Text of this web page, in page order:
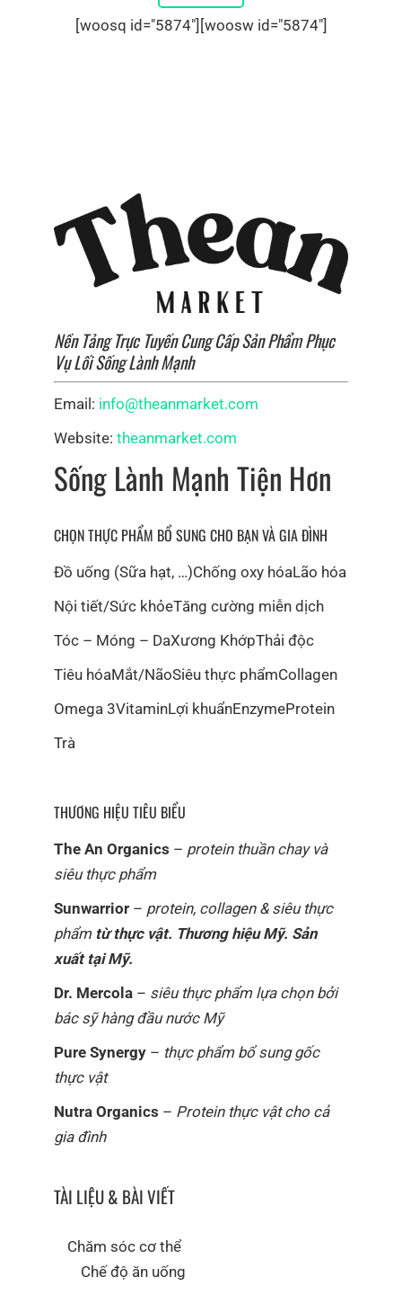
[woosq id="5874"][woosw id="5874"]
Nền Tảng Trực Tuyến Cung Cấp Sản Phẩm Phục
Vụ Lối Sống Lành Mạnh
Email: info@theanmarket.com
Website: theanmarket.com
Sống Lành Mạnh Tiện Hơn
CHỌN THỰC PHẨM BỔ SUNG CHO BẠN VÀ GIA ĐÌNH
Đồ uống (Sữa hạt, …)Chống oxy hóaLão hóa
Nội tiết/Sức khỏeTăng cường miễn dịch
Tóc – Móng – DaXương KhớpThải độc
Tiêu hóaMắt/NãoSiêu thực phẩmCollagen
Omega 3VitaminLợi khuẩnEnzymeProtein
Trà
THƯƠNG HIỆU TIÊU BIỂU
The An Organics – protein thuần chay và
siêu thực phẩm
Sunwarrior – protein, collagen & siêu thực
phẩm từ thực vật. Thương hiệu Mỹ. Sản
xuất tại Mỹ.
Dr. Mercola – siêu thực phẩm lựa chọn bởi
bác sỹ hàng đầu nước Mỹ
Pure Synergy – thực phẩm bổ sung gốc
thực vật
Nutra Organics – Protein thực vật cho cả
gia đình
TÀI LIỆU & BÀI VIẾT
Chăm sóc cơ thể
Chế độ ăn uống